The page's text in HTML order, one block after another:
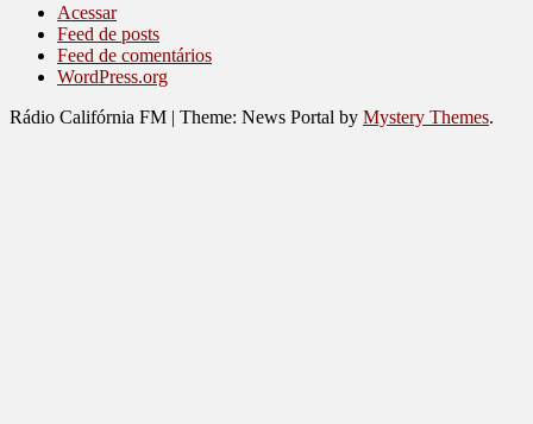
Acessar
Feed de posts
Feed de comentários
WordPress.org
Rádio Califórnia FM | Theme: News Portal by Mystery Themes.